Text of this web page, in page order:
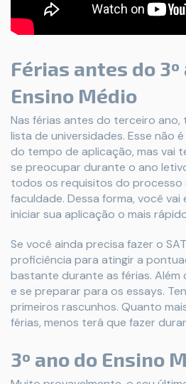
Férias antes do 3º
Ensino Médio
Nas férias antes do terceiro ano,
lista de universidades. Esse não
do tempo de aplicação, mas vai
se preocupar durante o ano
todos os requisitos do processo
faculdade. Dessa forma, você
iniciar sua aplicação o mais
Se você ainda precisa fazer o
proficiência para atingir a
bastante durante as férias. Além
e se preparar para os essays.
primeiros rascunhos. Quanto
férias, menos terá que fazer
3º ano do Ensino